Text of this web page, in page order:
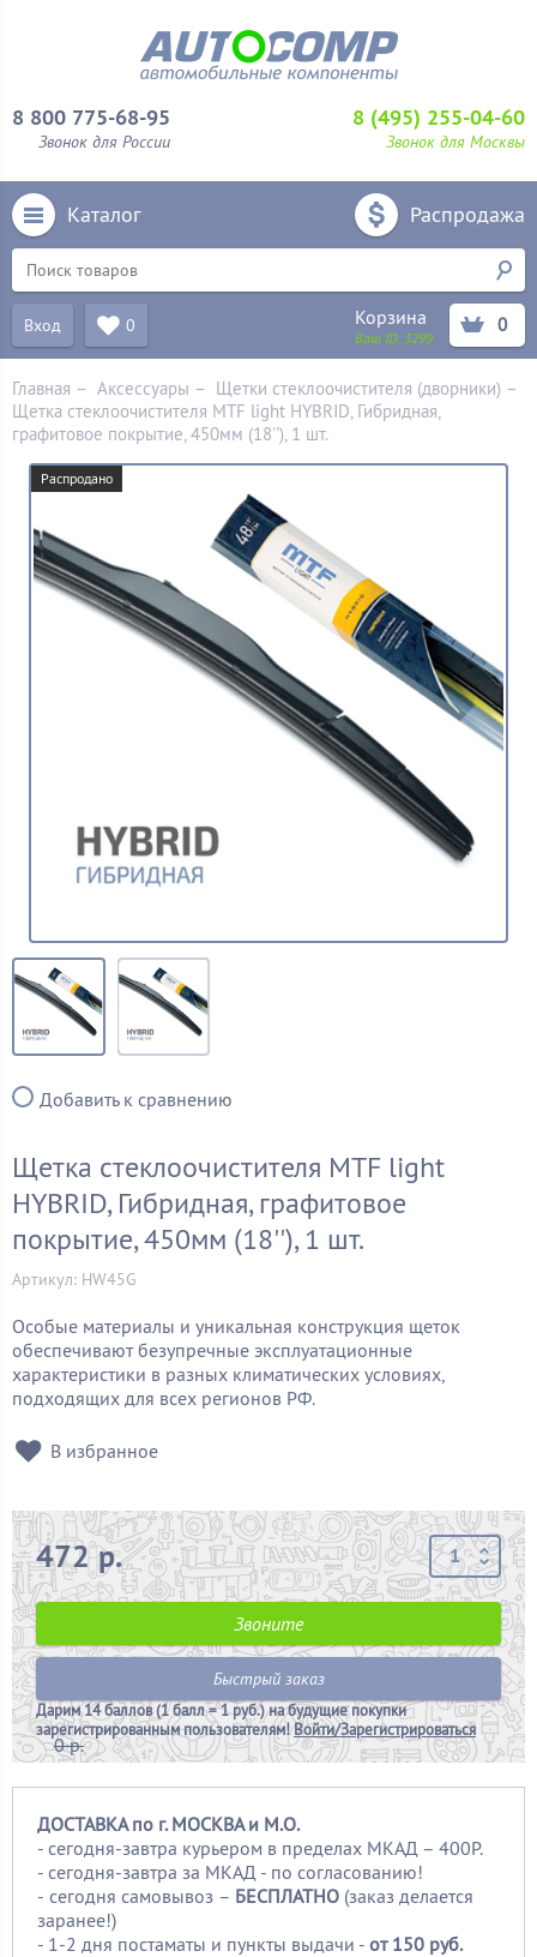
8 800 775-68-95
Звонок для России
8 (495) 255-04-60
Звонок для Москвы
Каталог Распродажа
Вход 0 Корзина
Ваш ID: 3299
0
Главная – Аксессуары – Щетки стеклоочистителя (дворники) –
Щетка стеклоочистителя MTF light HYBRID, Гибридная,
графитовое покрытие, 450мм (18''), 1 шт.
Распродано
Добавить к сравнению
Щетка стеклоочистителя MTF light
HYBRID, Гибридная, графитовое
покрытие, 450мм (18''), 1 шт.
Артикул: HW45G
Особые материалы и уникальная конструкция щеток
обеспечивают безупречные эксплуатационные
характеристики в разных климатических условиях,
подходящих для всех регионов РФ.
В избранное
472 р.
0 р.
Звоните
Быстрый заказ
Дарим14 баллов (1 балл = 1 руб.)на будущие покупки
зарегистрированным пользователям!Войти/Зарегистрироваться
ДОСТАВКА по г. МОСКВА и М.О.
- сегодня-завтра курьером в пределах МКАД – 400Р.
- сегодня-завтра за МКАД - по согласованию!
- сегодня самовывоз – БЕСПЛАТНО (заказ делается
заранее!)
- 1-2 дня постаматы и пункты выдачи - от 150 руб.